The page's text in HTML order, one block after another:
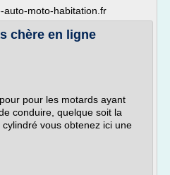
auto-moto-habitation.fr
chère en ligne
pour les motards ayant
conduire, quelque soit la
vous obtenez ici une